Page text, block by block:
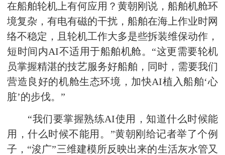
在船舶轮机上有何应用？黄朝刚说，船舶机舱环
境复杂，有电有磁的干扰，船舶在海上作业时网
络不稳定，且轮机工作大多是些拆装维保动作，
短时间内AI不适用于船舶机舱。“这更需要轮机
员掌握精湛的技艺服务好船舶，同时，需要我们
营造良好的机舱生态环境，加快AI植入船舶‘心
脏’的步伐。”
“我们要掌握熟练AI使用，知道什么时候能
用，什么时候不能用。”黄朝刚给记者举了个例
子，“浚广”三维建模所反映出来的生活灰水管又